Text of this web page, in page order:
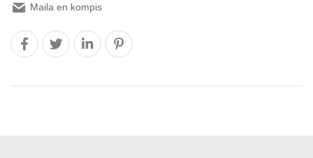
Maila en kompis